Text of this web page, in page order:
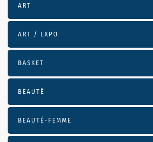
ART
ART / EXPO
BASKET
BEAUTÉ
BEAUTÉ-FEMME